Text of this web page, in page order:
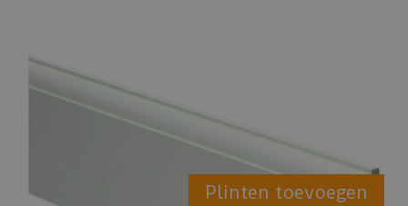
Plinten toevoegen